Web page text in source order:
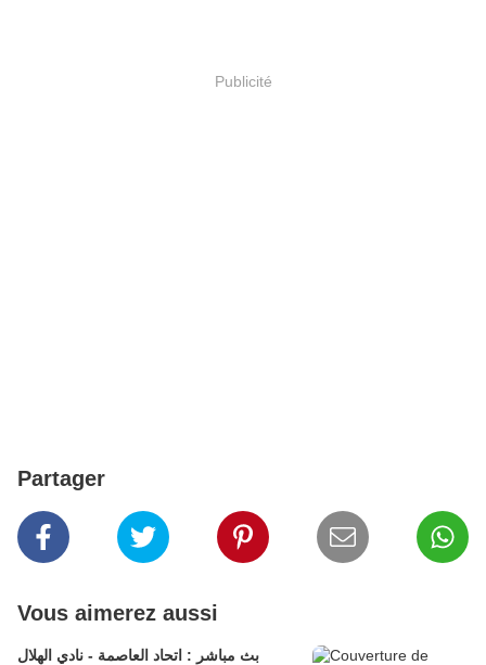
Publicité
Partager
Vous aimerez aussi
بث مباشر : اتحاد العاصمة - نادي الهلال